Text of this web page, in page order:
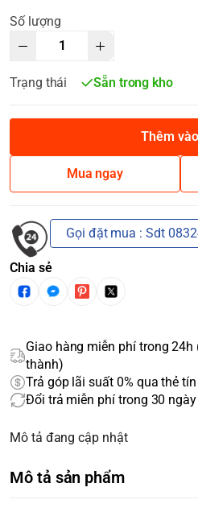
Số lượng
Trạng thái Sẵn trong kho
Thêm
Mua ngay
Gọi đặt mua : Sdt
Chia sẻ
Giao hàng miễn phí trong
thành)
Trả góp lãi suất 0% qua thẻ
Đổi trả miễn phí trong 30 ngày
Mô tả đang cập nhật
Mô tả sản phẩm